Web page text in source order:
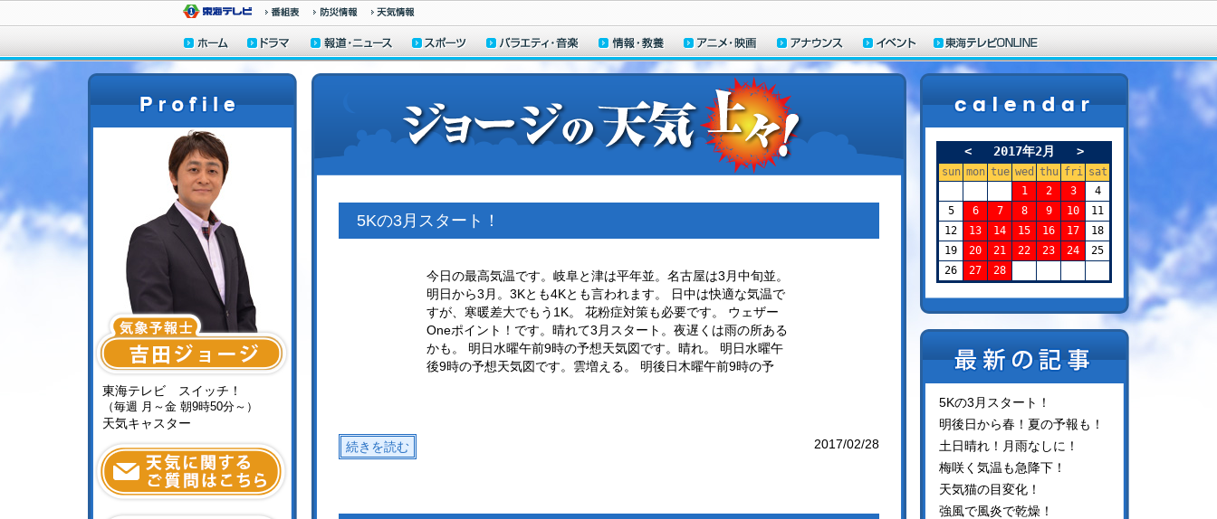
5Kの3月スタート！
今日の最高気温です。岐阜と津は平年並。名古屋は3月中旬並。
明日から3月。3Kとも4Kとも言われます。 日中は快適な気温で
すが、寒暖差大でもう1K。 花粉症対策も必要です。 ウェザー
Oneポイント！です。晴れて3月スタート。夜遅くは雨の所ある
かも。 明日水曜午前9時の予想天気図です。晴れ。 明日水曜午
後9時の予想天気図です。雲増える。 明後日木曜午前9時の予
続きを読む 2017/02/28
東海テレビ スイッチ！
（毎週 月～金 朝9時50分～）
天気キャスター
< 2017年2月 >
sun mon tue wed thu fri sat
1
2 3
4
5
6 7 8 9 10
11
12
13 14 15 16 17
18
19
20 21 22 23 24
25
26
27 28
5Kの3月スタート！
明後日から春！夏の予報も！
土日晴れ！月雨なしに！
梅咲く気温も急降下！
天気猫の目変化！
強風で風炎で乾燥！